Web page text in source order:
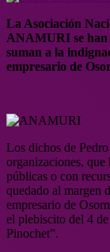
La Asociación
ANAMURI se han
suman a la
empresario de
Los dichos de
organizaciones, que
públicas o con
quedado al margen
empresario de
el plebiscito del 4 de
Pinochet”.